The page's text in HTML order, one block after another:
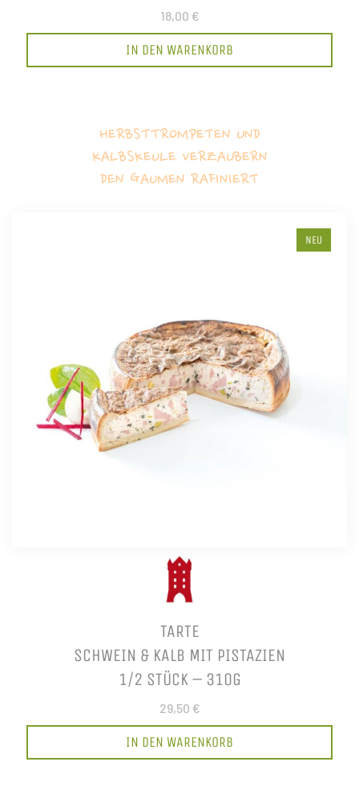
18,00 €
IN DEN WARENKORB
HERBSTTROMPETEN UND
KALBSKEULE VERZAUBERN
DEN GAUMEN RAFINIERT
NEU
TARTE
SCHWEIN & KALB MIT PISTAZIEN
1/2 STÜCK – 310G
29,50 €
IN DEN WARENKORB